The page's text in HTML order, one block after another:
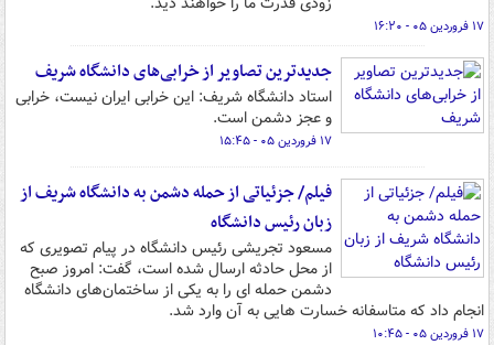
۱۷ فروردین ۰۵ - ۱۶:۲۰
جدیدترین تصاویر از خرابی‌های دانشگاه شریف
استاد دانشگاه شریف: این خرابی ایران نیست، خرابی
و عجز دشمن است.
۱۷ فروردین ۰۵ - ۱۵:۴۵
فیلم/ جزئیاتی از حمله دشمن به دانشگاه شریف از
زبان رئیس دانشگاه
مسعود تجریشی رئیس دانشگاه در پیام تصویری که
از محل حادثه ارسال شده است، گفت: امروز صبح
دشمن حمله ای را به یکی از ساختمان‌های دانشگاه
انجام داد که متاسفانه خسارت هایی به آن وارد شد.
۱۷ فروردین ۰۵ - ۱۰:۴۵